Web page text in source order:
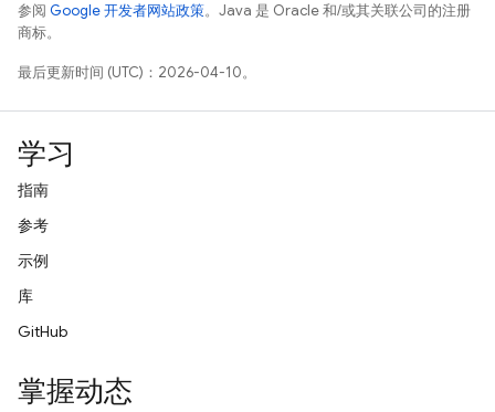
参阅 Google 开发者网站政策。Java 是 Oracle 和/或其关联公司的注册
商标。
最后更新时间 (UTC)：2026-04-10。
学习
指南
参考
示例
库
GitHub
掌握动态